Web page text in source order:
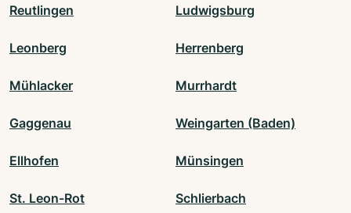
Reutlingen Ludwigsburg
Leonberg Herrenberg
Mühlacker Murrhardt
Gaggenau Weingarten (Baden)
Ellhofen Münsingen
St. Leon-Rot Schlierbach